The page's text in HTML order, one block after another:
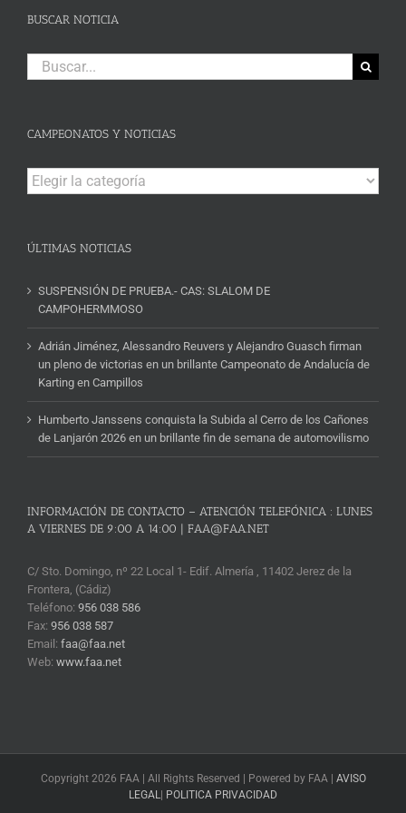
BUSCAR NOTICIA
Buscar:
CAMPEONATOS Y NOTICIAS
Campeonatos
y
ÚLTIMAS NOTICIAS
SUSPENSIÓN DE PRUEBA.- CAS: SLALOM DE
CAMPOHERMMOSO
Adrián Jiménez, Alessandro Reuvers y Alejandro Guasch firman
un pleno de victorias en un brillante Campeonato de Andalucía de
Karting en Campillos
Humberto Janssens conquista la Subida al Cerro de los Cañones
de Lanjarón 2026 en un brillante fin de semana de automovilismo
INFORMACIÓN DE CONTACTO – ATENCIÓN TELEFÓNICA : LUNES
A VIERNES DE 9:00 A 14:00 | FAA@FAA.NET
C/ Sto. Domingo, nº 22 Local 1- Edif. Almería , 11402 Jerez de la
Frontera, (Cádiz)
Teléfono: 956 038 586
Fax: 956 038 587
Email: faa@faa.net
Web: www.faa.net
Copyright 2026 FAA | All Rights Reserved | Powered by FAA | AVISO
LEGAL | POLITICA PRIVACIDAD